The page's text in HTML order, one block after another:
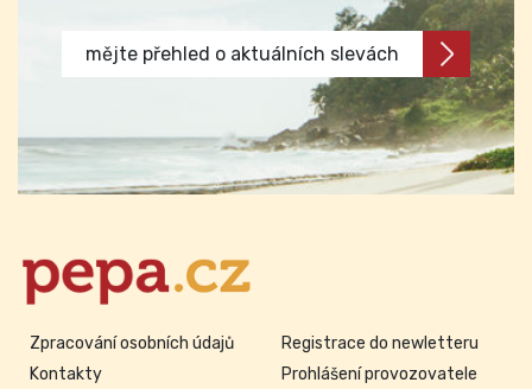
mějte přehled o aktuálních slevách
Zpracování osobních údajů
Kontakty
Registrace do newletteru
Prohlášení provozovatele